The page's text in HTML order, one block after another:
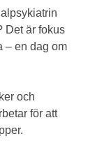
Det är fokus
– en dag om
och
för att